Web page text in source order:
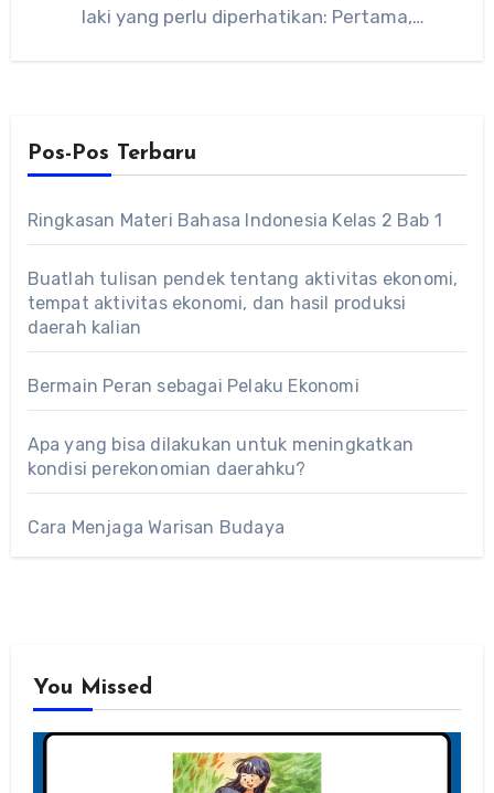
laki yang perlu diperhatikan: Pertama,
Pos-Pos Terbaru
Ringkasan Materi Bahasa Indonesia Kelas 2 Bab 1
Buatlah tulisan pendek tentang aktivitas ekonomi,
tempat aktivitas ekonomi, dan hasil produksi
daerah kalian
Bermain Peran sebagai Pelaku Ekonomi
Apa yang bisa dilakukan untuk meningkatkan
kondisi perekonomian daerahku?
Cara Menjaga Warisan Budaya
You Missed